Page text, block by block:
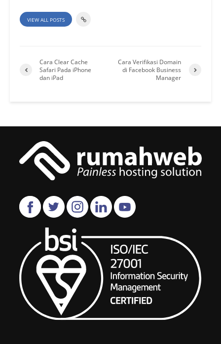
VIEW ALL POSTS
Cara Clear Cache
Safari Pada iPhone
dan iPad
Cara Verifikasi Domain
di Facebook Business
Manager